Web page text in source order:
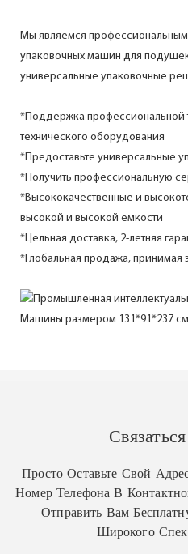
Мы являемся
упаковочных машин для
универсальные упаковочные
*Поддержка профессиональной
технического оборудования
*Предоставьте универсальные
*Получить профессиональную
*Высококачественные и
высокой и высокой емкости
*Цельная доставка, 2-летняя
*Глобальная продажа, принимая
Просто Оставьте Свой
Номер Телефона В
Отправить Вам
Широкого